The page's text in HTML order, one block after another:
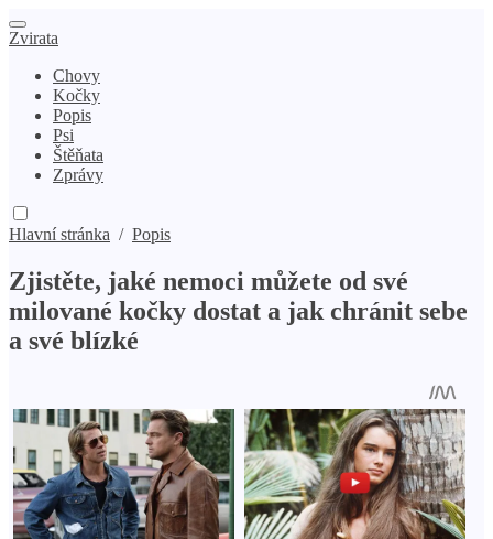
Zvirata
Chovy
Kočky
Popis
Psi
Štěňata
Zprávy
Hlavní stránka / Popis
Zjistěte, jaké nemoci můžete od své
milované kočky dostat a jak chránit sebe
a své blízké